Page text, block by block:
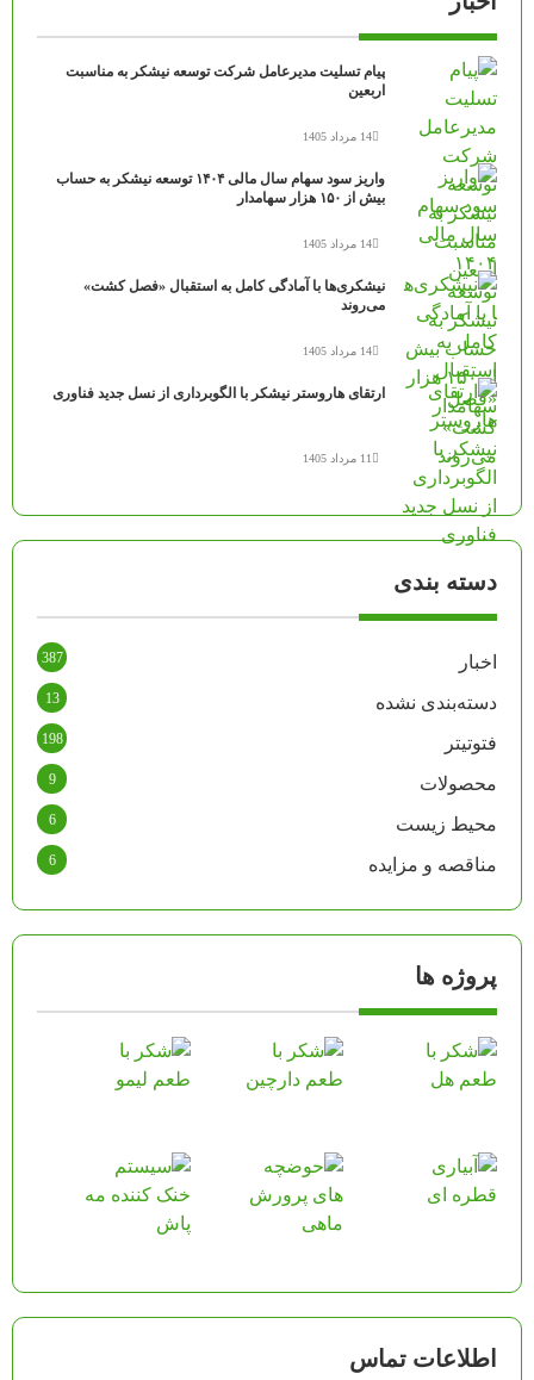
پیام تسلیت مدیرعامل شرکت توسعه نیشکر به مناسبت
اربعین
14 مرداد 1405
واریز سود سهام سال مالی ۱۴۰۴ توسعه نیشکر به حساب
بیش از ۱۵۰ هزار سهامدار
14 مرداد 1405
نیشکری‌ها با آمادگی کامل به استقبال «فصل کشت»
می‌روند
14 مرداد 1405
ارتقای هاروستر نیشکر با الگوبرداری از نسل جدید فناوری
11 مرداد 1405
دسته بندی
اخبار 387
دسته‌بندی نشده 13
فتوتیتر 198
محصولات 9
محیط زیست 6
مناقصه و مزایده 6
پروژه ها
اطلاعات تماس